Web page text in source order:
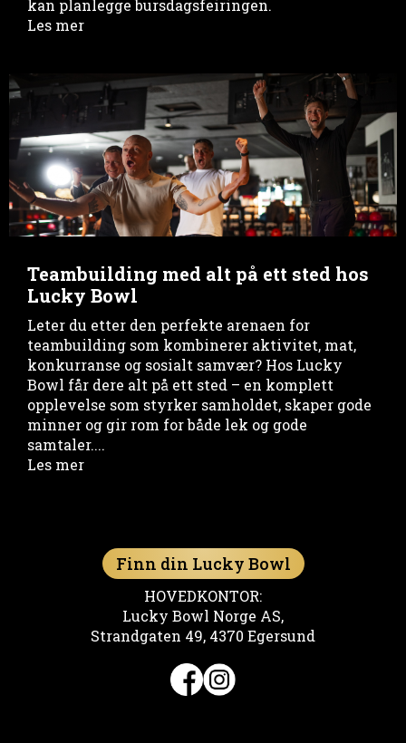
kan planlegge bursdagsfeiringen.
Les mer
Teambuilding med alt på ett sted hos
Lucky Bowl
Leter du etter den perfekte arenaen for
teambuilding som kombinerer aktivitet, mat,
konkurranse og sosialt samvær? Hos Lucky
Bowl får dere alt på ett sted – en komplett
opplevelse som styrker samholdet, skaper gode
minner og gir rom for både lek og gode
samtaler....
Les mer
Finn din Lucky Bowl
HOVEDKONTOR:
Lucky Bowl Norge AS,
Strandgaten 49, 4370 Egersund